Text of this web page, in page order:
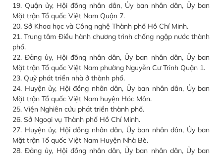
19. Quận ủy, Hội đồng nhân dân, Ủy ban nhân dân, Ủy ban
Mặt trận Tổ quốc Việt Nam Quận 7.
20. Sở Khoa học và Công nghệ Thành phố Hồ Chí Minh.
21. Trung tâm Điều hành chương trình chống ngập nước thành
phố.
22. Đảng ủy, Hội đồng nhân dân, Ủy ban nhân dân, Ủy ban
Mặt trận Tổ quốc Việt Nam phường Nguyễn Cư Trinh Quận 1.
23. Quỹ phát triển nhà ở thành phố.
24. Huyện ủy, Hội đồng nhân dân, Ủy ban nhân dân, Ủy ban
Mặt trận Tổ quốc Việt Nam huyện Hóc Môn.
25. Viện Nghiên cứu phát triển thành phố.
26. Sở Ngoại vụ Thành phố Hồ Chí Minh.
27. Huyện ủy, Hội đồng nhân dân, Ủy ban nhân dân, Ủy ban
Mặt trận Tổ quốc Việt Nam Huyện Nhà Bè.
28. Đảng ủy, Hội đồng nhân dân, Ủy ban nhân dân, Ủy ban